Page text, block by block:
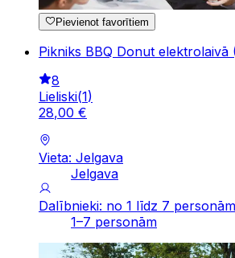
Pievienot favorītiem
Pikniks BBQ Donut elektrolaivā
8
Lieliski(1)
28,00 €
Vieta: Jelgava
Jelgava
Dalībnieki: no 1 līdz 7 personām
1–7 personām